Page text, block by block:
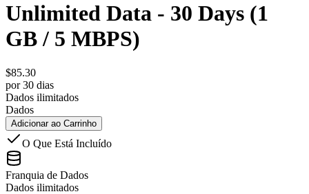
Unlimited Data - 30 Days (1
GB / 5 MBPS)
$85.30
por 30 dias
Dados ilimitados
Dados
Adicionar ao Carrinho
O Que Está Incluído
Franquia de Dados
Dados ilimitados